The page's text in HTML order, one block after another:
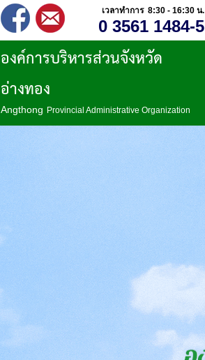
เวลาทำการ 8:30 - 16:30 น.
0 3561 1484-5
องค์การบริหารส่วนจังหวัด
อ่างทอง
Angthong Provincial Administrative Organization